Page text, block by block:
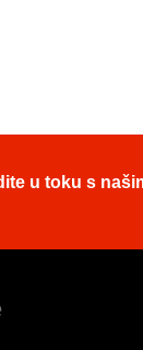
u toku s